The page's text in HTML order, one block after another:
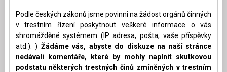
Podle českých zákonů jsme povinni na žádost orgánů činných
v trestním řízení poskytnout veškeré informace o vás
shromážděné systémem (IP adresa, pošta, vaše příspěvky
atd.). ) Žádáme vás, abyste do diskuze na naší stránce
nedávali komentáře, které by mohly naplnit skutkovou
podstatu některých trestných činů zmíněných v trestním